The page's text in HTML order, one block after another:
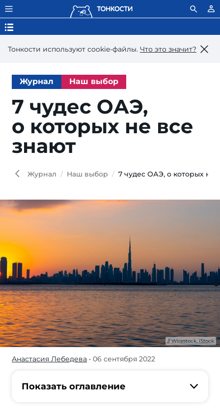
Тонкости используют сookie-файлы. Что это значит?
Журнал Наш выбор
7 чудес ОАЭ,
о которых не все
знают
Журнал Наш выбор 7 чудес ОАЭ, о которых не
Wirestock, iStock
Вы
знаете,
Анастасия Лебедева • 06 сентября 2022
Показать оглавление